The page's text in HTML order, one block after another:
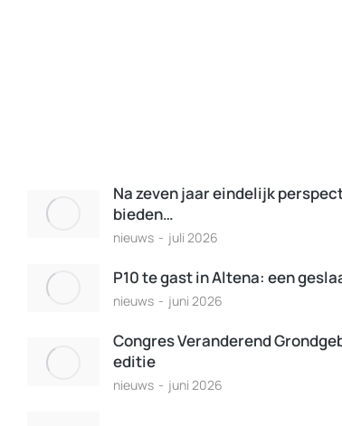
Na zeven jaar eindelijk
bieden…
nieuws juli 2026
P10 te gast in Altena: een
nieuws juni 2026
Congres Veranderend
editie
nieuws juni 2026